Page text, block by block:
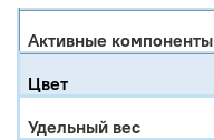
Активные компоненты
Цвет
Удельный вес